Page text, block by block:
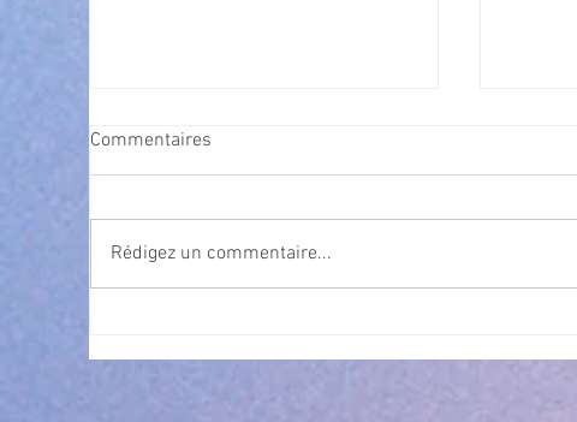
Commentaires
Rédigez un commentaire...